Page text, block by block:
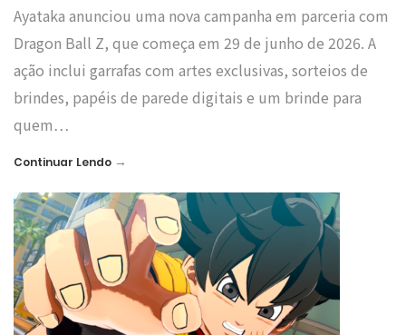
Ayataka anunciou uma nova campanha em parceria com
Dragon Ball Z, que começa em 29 de junho de 2026. A
ação inclui garrafas com artes exclusivas, sorteios de
brindes, papéis de parede digitais e um brinde para
quem…
Continuar Lendo →